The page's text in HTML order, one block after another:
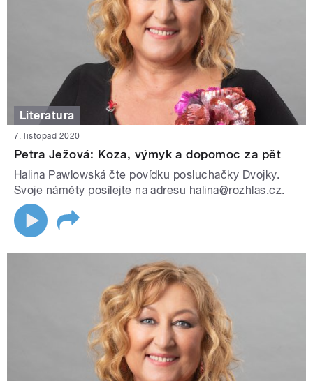
Literatura
7. listopad 2020
Petra Ježová: Koza, výmyk a dopomoc za pět
Halina Pawlowská čte povídku posluchačky Dvojky.
Svoje náměty posílejte na adresu halina@rozhlas.cz.